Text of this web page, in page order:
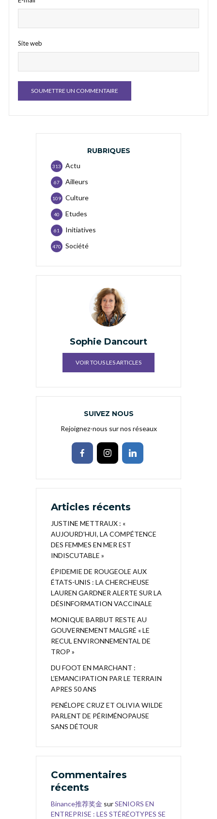
Site web
RUBRIQUES
Actu
313
Ailleurs
67
Culture
109
Etudes
40
Initiatives
61
Société
470
Sophie Dancourt
VOIR TOUS LES ARTICLES
SUIVEZ NOUS
Rejoignez-nous sur nos réseaux
Articles récents
JUSTINE METTRAUX : «
AUJOURD’HUI, LA COMPÉTENCE
DES FEMMES EN MER EST
INDISCUTABLE »
ÉPIDEMIE DE ROUGEOLE AUX
ÉTATS-UNIS : LA CHERCHEUSE
LAUREN GARDNER ALERTE SUR LA
DÉSINFORMATION VACCINALE
MONIQUE BARBUT RESTE AU
GOUVERNEMENT MALGRÉ « LE
RECUL ENVIRONNEMENTAL DE
TROP »
DU FOOT EN MARCHANT :
L’EMANCIPATION PAR LE TERRAIN
APRES 50 ANS
PENÉLOPE CRUZ ET OLIVIA WILDE
PARLENT DE PÉRIMÉNOPAUSE
SANS DÉTOUR
Commentaires
récents
Binance推荐奖金 surSENIORS EN
ENTREPRISE : LES STÉRÉOTYPES SE